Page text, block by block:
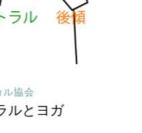
ル協会
ルとヨガ